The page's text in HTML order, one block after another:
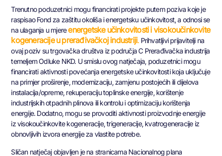
Trenutno poduzetnici mogu financirati projekte putem poziva koje je
raspisao Fond za zaštitu okoliša i energetsku učinkovitost, a odnosi se
na ulaganja u mjereenergetske učinkovitosti i visokoučinkovite
kogeneracije u prerađivačkoj industriji.Prihvatljivi prijavitelji na
ovaj poziv su trgovačka društva iz područja C Prerađivačka industrija
temeljem Odluke NKD. U smislu ovog natječaja, poduzetnici mogu
financirati aktivnosti povećanja energetske učinkovitosti koja uključuje
na primjer proširenje, modernizaciju, zamjenu postojećih ili dijelova
instalacija/opreme, rekuperaciju toplinske energije, korištenje
industrijskih otpadnih plinova ili kontrolu i optimizaciju korištenja
energije. Dodatno, mogu se provoditi aktivnosti proizvodnje energije
iz visokoučinkovite kogeneracije, trigeneracije, kvatrogeneracije iz
obnovljivih izvora energije za vlastite potrebe.
Sličan natječaj objavljen je na stranicama Nacionalnog plana